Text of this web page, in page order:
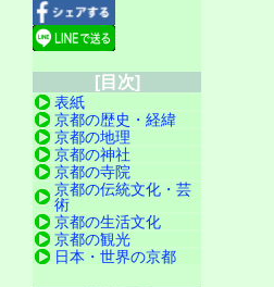
[目次]
表紙
京都の歴史・経緯
京都の地理
京都の神社
京都の寺院
京都の伝統文化・芸
術
京都の生活文化
京都の観光
日本・世界の京都